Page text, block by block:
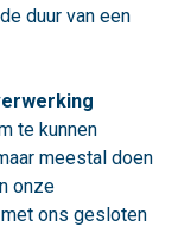
duur van een
te kunnen
meestal doen
onze
ons gesloten